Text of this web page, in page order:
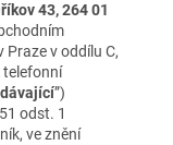
43, 264 01
v oddílu C,
telefonní
”)
odst. 1
ve znění